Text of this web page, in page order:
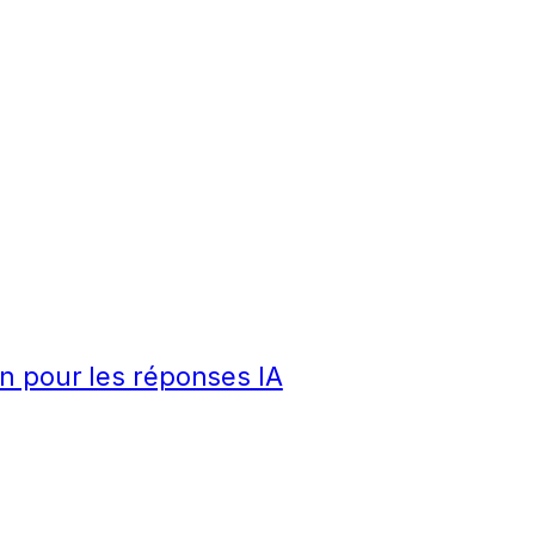
pour les réponses IA